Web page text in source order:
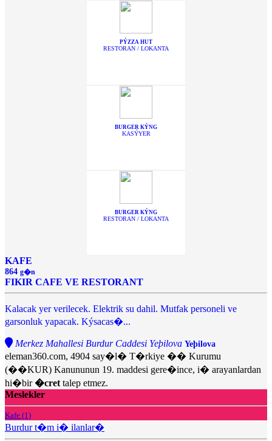
PÝZZA HUT
RESTORAN / LOKANTA
BURGER KÝNG
KASÝYER
BURGER KÝNG
RESTORAN / LOKANTA
KAFE
864 g�n
FIKIR CAFE VE RESTORANT
Kalacak yer verilecek. Elektrik su dahil. Mutfak personeli ve
garsonluk yapacak. Kýsacas�...
Merkez Mahallesi Burdur Caddesi Yeþilova Yeþilova
eleman360.com, 4904 say�l� T�rkiye �� Kurumu
(��KUR) Kanununun 19. maddesi gere�ince, i� arayanlardan
hi�bir�cret talep etmez.
Meslekler
Kafe (1)
Burdur t�m i� ilanlar�